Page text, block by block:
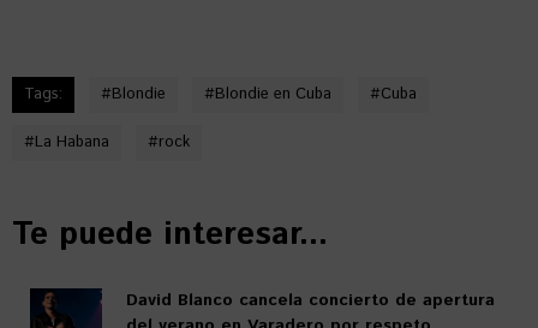
Tags: #Blondie #Blondie en Cuba #Cuba
#La Habana #rock
Te puede interesar...
David Blanco cancela concierto de apertura